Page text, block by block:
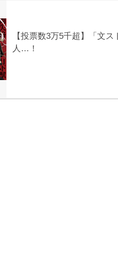
【投票数3万5千超】「文
人…！